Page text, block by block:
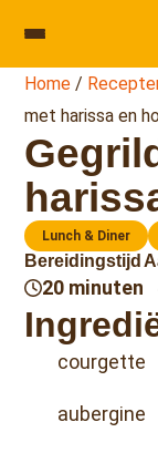
Home/
met harissa en
Lunch & Diner
Bereidingstijd
20 minuten
courgette
aubergine